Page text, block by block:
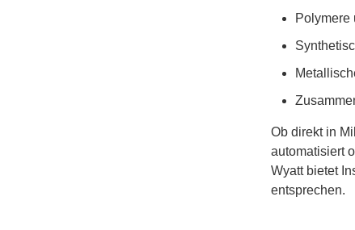
Polymere
Ob direkt in
automatisiert
Wyatt bietet
entsprechen.